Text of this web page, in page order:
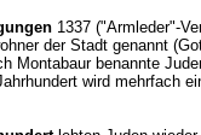
1337 ("Armleder"-
der Stadt genannt
Montabaur benannte
wird mehrfach